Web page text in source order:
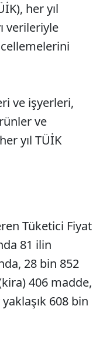
her yıl
verileriyle
ve işyerleri,
ve
yıl TÜİK
Tüketici Fiyat
81 ilin
28 bin 852
406 madde,
608 bin